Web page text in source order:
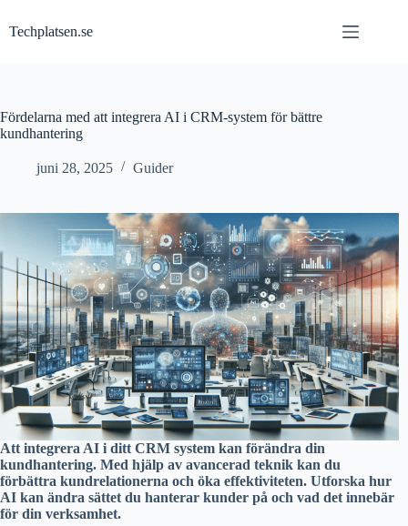
till
innehåll
Techplatsen.se
Fördelarna med att integrera AI i CRM-system för bättre
kundhantering
juni 28, 2025 Guider
Att integrera AI i ditt CRM system kan förändra din
kundhantering. Med hjälp av avancerad teknik kan du
förbättra kundrelationerna och öka effektiviteten. Utforska hur
AI kan ändra sättet du hanterar kunder på och vad det innebär
för din verksamhet.